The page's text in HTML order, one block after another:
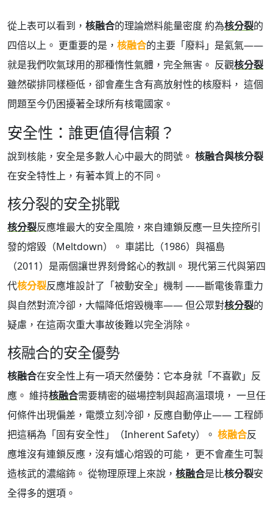
從上表可以看到， 核融合的理論燃料能量密度 約為核分裂的
四倍以上。 更重要的是， 核融合的主要「廢料」是氦氣——
就是我們吹氣球用的那種惰性氣體，完全無害。 反觀核分裂
雖然碳排同樣極低，卻會產生含有高放射性的核廢料， 這個
問題至今仍困擾著全球所有核電國家。
安全性：誰更值得信賴？
說到核能，安全是多數人心中最大的問號。 核融合與核分裂
在安全特性上，有著本質上的不同。
核分裂的安全挑戰
核分裂反應堆最大的安全風險，來自連鎖反應一旦失控所引
發的熔毀（Meltdown）。 車諾比（1986）與福島
（2011）是兩個讓世界刻骨銘心的教訓。 現代第三代與第四
代核分裂反應堆設計了「被動安全」機制 ——斷電後靠重力
與自然對流冷卻，大幅降低熔毀機率—— 但公眾對核分裂的
疑慮，在這兩次重大事故後難以完全消除。
核融合的安全優勢
核融合在安全性上有一項天然優勢：它本身就「不喜歡」反
應。 維持核融合需要精密的磁場控制與超高溫環境， 一旦任
何條件出現偏差，電漿立刻冷卻，反應自動停止—— 工程師
把這稱為「固有安全性」（Inherent Safety）。 核融合反
應堆沒有連鎖反應，沒有爐心熔毀的可能， 更不會產生可製
造核武的濃縮鈽。 從物理原理上來說， 核融合是比核分裂安
全得多的選項。